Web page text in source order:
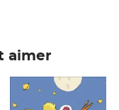
aimer
7,50€